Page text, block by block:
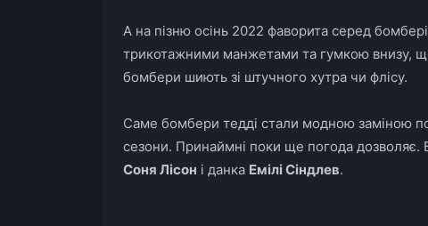
А на пізню осінь 2022 фаворита серед
трикотажними манжетами та гумкою внизу,
бомбери шиють зі штучного хутра чи флісу.
Саме бомбери тедді стали модною заміною
сезони. Принаймні поки ще погода дозволяє.
Соня Лісон і данка Емілі Сіндлев.